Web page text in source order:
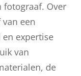
fotograaf. Over
een
expertise
van
de